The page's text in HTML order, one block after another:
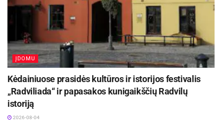
ĮDOMU
Kėdainiuose prasidės kultūros ir istorijos festivalis
„Radviliada“ ir papasakos kunigaikščių Radvilų
istoriją
2026-08-04